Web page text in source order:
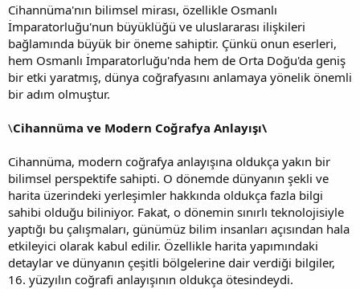
Cihannüma'nın bilimsel mirası, özellikle Osmanlı
İmparatorluğu'nun büyüklüğü ve uluslararası ilişkileri
bağlamında büyük bir öneme sahiptir. Çünkü onun eserleri,
hem Osmanlı İmparatorluğu'nda hem de Orta Doğu'da geniş
bir etki yaratmış, dünya coğrafyasını anlamaya yönelik önemli
bir adım olmuştur.
\Cihannüma ve Modern Coğrafya Anlayışı\
Cihannüma, modern coğrafya anlayışına oldukça yakın bir
bilimsel perspektife sahipti. O dönemde dünyanın şekli ve
harita üzerindeki yerleşimler hakkında oldukça fazla bilgi
sahibi olduğu biliniyor. Fakat, o dönemin sınırlı teknolojisiyle
yaptığı bu çalışmaları, günümüz bilim insanları açısından hala
etkileyici olarak kabul edilir. Özellikle harita yapımındaki
detaylar ve dünyanın çeşitli bölgelerine dair verdiği bilgiler,
16. yüzyılın coğrafi anlayışının oldukça ötesindeydi.